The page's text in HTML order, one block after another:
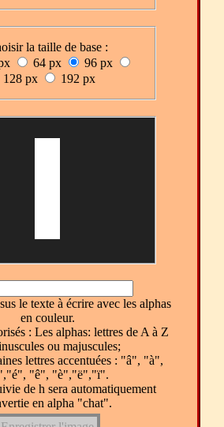
la taille de base :
64 px
96 px
128 px
192 px
le texte à écrire avec les alphas
en couleur.
: Les alphas: lettres de A à Z
ou majuscules;
lettres accentuées : "â", "à",
"ê", "è","ë","ï".
de h sera automatiquement
en alpha "chat".